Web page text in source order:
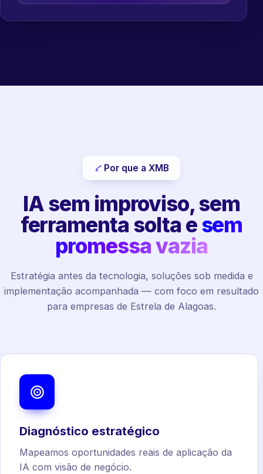
Por que a XMB
IA sem improviso, sem
ferramenta solta esem
promessa vazia
Estratégia antes da tecnologia, soluções sob medida e
implementação acompanhada — com foco em resultado
para empresas de Estrela de Alagoas.
Diagnóstico estratégico
Mapeamos oportunidades reais de aplicação da
IA com visão de negócio.